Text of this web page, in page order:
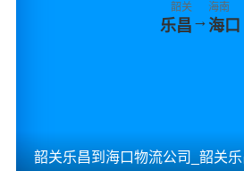
韶关
乐昌 →
海南
海口
韶关乐昌到海口物流公司_韶关